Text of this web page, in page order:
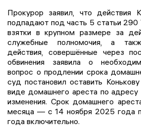
Прокурор заявил, что действия
подпадают под часть 5 статьи
взятки в крупном размере за
служебные полномочия, а
действия, совершённые через
обвинения заявила о
вопрос о продлении срока
суд постановил оставить
виде домашнего ареста по адресу
изменения. Срок домашнего
месяца — с 14 ноября 2025 года
года включительно.